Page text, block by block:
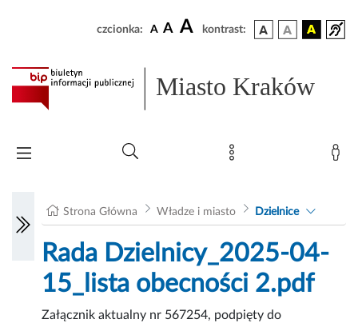
czcionka: A A A kontrast:
Miasto Kraków
Strona Główna Władze i miasto Dzielnice
Rada Dzielnicy_2025-04-
15_lista obecności 2.pdf
Załącznik aktualny nr 567254, podpięty do